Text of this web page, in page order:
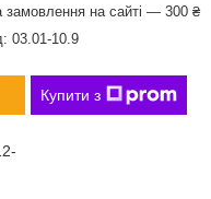
замовлення на сайті — 300 ₴
03.01-10.9
Купити з